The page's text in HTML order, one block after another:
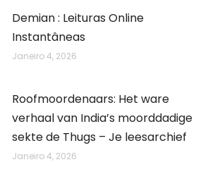
Demian : Leituras Online
Instantâneas
Janeiro 4, 2026
Roofmoordenaars: Het ware
verhaal van India’s moorddadige
sekte de Thugs – Je leesarchief
Janeiro 4, 2026